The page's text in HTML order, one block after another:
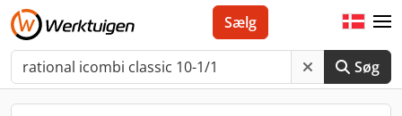
Søg
Sælg